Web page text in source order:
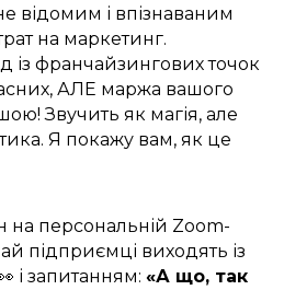
відомим і впізнаваним
на маркетинг.
із франчайзингових точок
АЛЕ маржа вашого
Звучить як магія, але
Я покажу вам, як це
на персональній Zoom-
підприємці виходять із
і запитанням: «А що, так